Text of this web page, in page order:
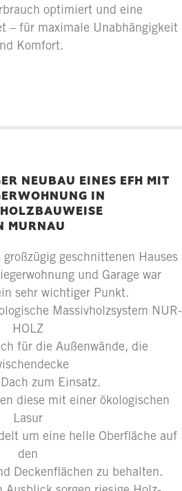
optimiert und eine
– für maximale Unabhängigkeit
Komfort.
NEUBAU EINES EFH MIT
IN
MURNAU
geschnittenen Hauses
und Garage war
sehr wichtiger Punkt.
Massivholzsystem NUR-
HOLZ
für die Außenwände, die
zum Einsatz.
diese mit einer ökologischen
Lasur
um eine helle Oberfläche auf
den
Deckenflächen zu behalten.